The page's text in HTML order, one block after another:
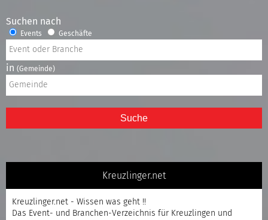
Suchen nach
Events Geschäfte
in (Gemeinde)
Suche
Kreuzlinger.net
Kreuzlinger.net - Wissen was geht !!
Das Event- und Branchen-Verzeichnis für Kreuzlingen und